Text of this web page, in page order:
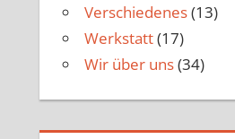
Verschiedenes(13)
Werkstatt(17)
Wir über uns(34)